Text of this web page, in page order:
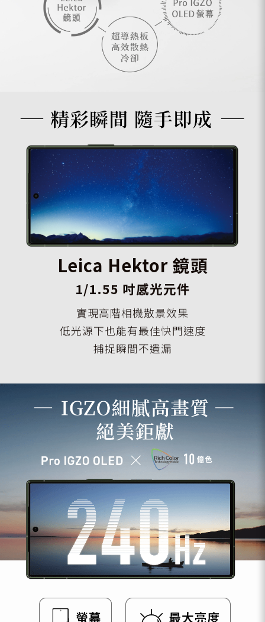
Leica Hektor 鏡頭
1/1.55 吋感光元件
實現高階相機散景效果
低光源下也能有最佳快門速度
捕捉瞬間不遺漏